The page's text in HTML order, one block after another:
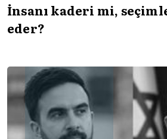
İnsanı kaderi mi,
eder?